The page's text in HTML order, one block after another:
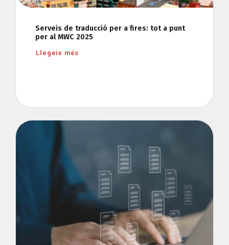
Serveis de traducció per a fires: tot a punt
per al MWC 2025
Llegeix més